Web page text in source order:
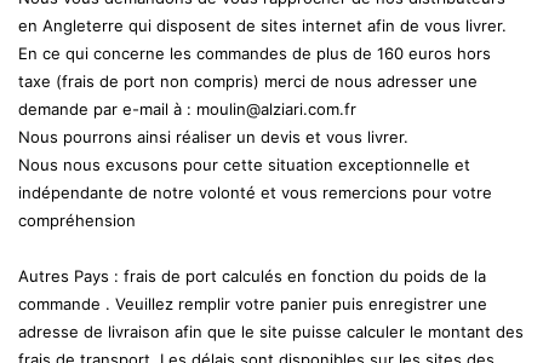
en Angleterre qui disposent de sites internet afin de vous livrer.
En ce qui concerne les commandes de plus de 160 euros hors
taxe (frais de port non compris) merci de nous adresser une
demande par e-mail à : moulin@alziari.com.fr
Nous pourrons ainsi réaliser un devis et vous livrer.
Nous nous excusons pour cette situation exceptionnelle et
indépendante de notre volonté et vous remercions pour votre
compréhension
Autres Pays : frais de port calculés en fonction du poids de la
commande . Veuillez remplir votre panier puis enregistrer une
adresse de livraison afin que le site puisse calculer le montant des
frais de transport. Les délais sont disponibles sur les sites des